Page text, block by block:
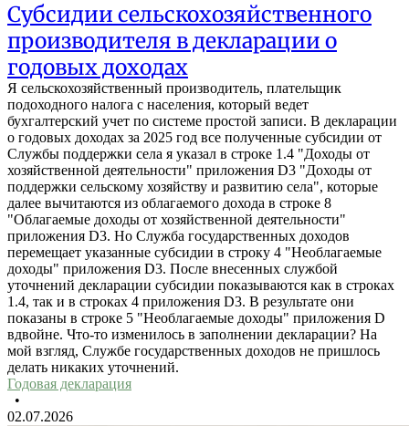
Субсидии сельскохозяйственного
производителя в декларации о
годовых доходах
Я сельскохозяйственный производитель, плательщик
подоходного налога с населения, который ведет
бухгалтерский учет по системе простой записи. В декларации
о годовых доходах за 2025 год все полученные субсидии от
Службы поддержки села я указал в строке 1.4 "Доходы от
хозяйственной деятельности" приложения D3 "Доходы от
поддержки сельскому хозяйству и развитию села", которые
далее вычитаются из облагаемого дохода в строке 8
"Облагаемые доходы от хозяйственной деятельности"
приложения D3. Но Служба государственных доходов
перемещает указанные субсидии в строку 4 "Необлагаемые
доходы" приложения D3. После внесенных службой
уточнений декларации субсидии показываются как в строках
1.4, так и в строках 4 приложения D3. В результате они
показаны в строке 5 "Необлагаемые доходы" приложения D
вдвойне. Что-то изменилось в заполнении декларации? На
мой взгляд, Службе государственных доходов не пришлось
делать никаких уточнений.
Годовая декларация
•
02.07.2026